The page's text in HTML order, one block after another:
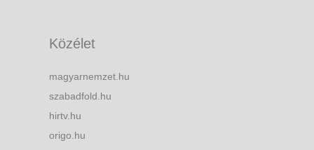
Közélet
magyarnemzet.hu
szabadfold.hu
hirtv.hu
origo.hu